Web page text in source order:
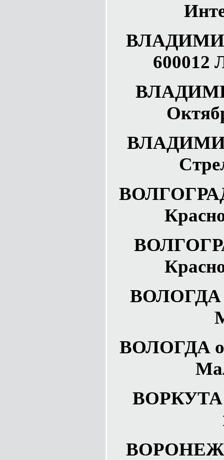
600012
ВЛАДИМИР
ВОЛОГДА
ВОЛОГДА
ВОРКУТА
ВОРОНЕЖ